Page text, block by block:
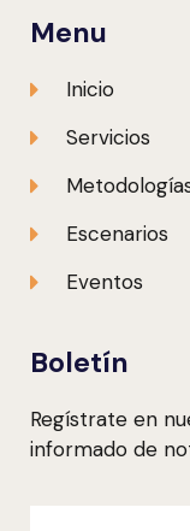
Menu
Inicio
Servicios
Escenarios
Eventos
Boletín
Regístrate en
informado de